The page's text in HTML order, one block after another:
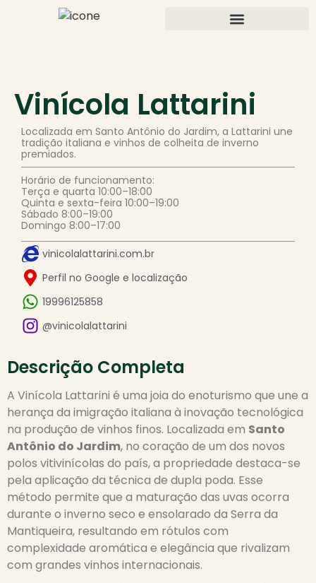
Vinícola Lattarini
Localizada em Santo Antônio do Jardim, a Lattarini une
tradição italiana e vinhos de colheita de inverno
premiados.
Horário de funcionamento:
Terça e quarta 10:00–18:00
Quinta e sexta-feira 10:00–19:00
Sábado 8:00–19:00
Domingo 8:00–17:00
vinicolalattarini.com.br
Perfil no Google e localização
19996125858
@vinicolalattarini
Descrição Completa
A Vinícola Lattarini é uma joia do enoturismo que une a
herança da imigração italiana à inovação tecnológica
na produção de vinhos finos. Localizada em Santo
Antônio do Jardim, no coração de um dos novos
polos vitivinícolas do país, a propriedade destaca-se
pela aplicação da técnica de dupla poda. Esse
método permite que a maturação das uvas ocorra
durante o inverno seco e ensolarado da Serra da
Mantiqueira, resultando em rótulos com
complexidade aromática e elegância que rivalizam
com grandes vinhos internacionais.